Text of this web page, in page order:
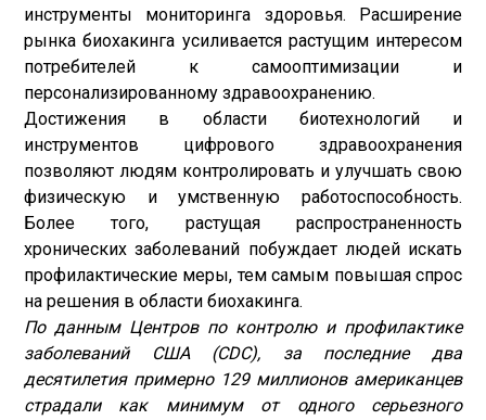
инструменты мониторинга здоровья. Расширение
рынка биохакинга усиливается растущим интересом
потребителей к самооптимизации и
персонализированному здравоохранению.
Достижения в области биотехнологий и
инструментов цифрового здравоохранения
позволяют людям контролировать и улучшать свою
физическую и умственную работоспособность.
Более того, растущая распространенность
хронических заболеваний побуждает людей искать
профилактические меры, тем самым повышая спрос
на решения в области биохакинга.
По данным Центров по контролю и профилактике
заболеваний США (CDC), за последние два
десятилетия примерно 129 миллионов американцев
страдали как минимум от одного серьезного